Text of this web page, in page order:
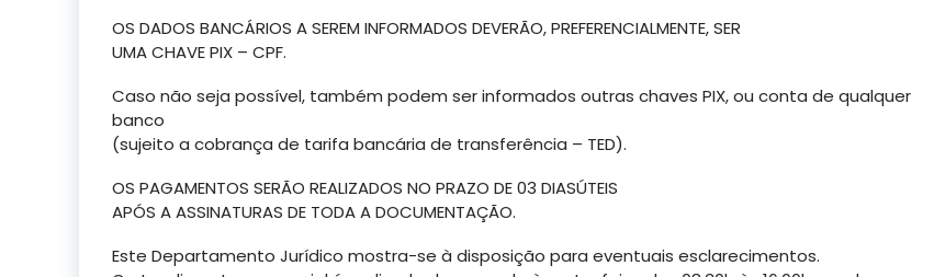
OS DADOS BANCÁRIOS A SEREM INFORMADOS DEVERÃO, PREFERENCIALMENTE, SER
UMA CHAVE PIX – CPF.
Caso não seja possível, também podem ser informados outras chaves PIX, ou conta de qualquer
banco
(sujeito a cobrança de tarifa bancária de transferência – TED).
OS PAGAMENTOS SERÃO REALIZADOS NO PRAZO DE 03 DIASÚTEIS
APÓS A ASSINATURAS DE TODA A DOCUMENTAÇÃO.
Este Departamento Jurídico mostra-se à disposição para eventuais esclarecimentos.